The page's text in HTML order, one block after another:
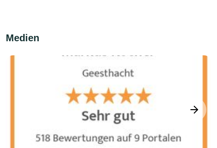
Medien
next